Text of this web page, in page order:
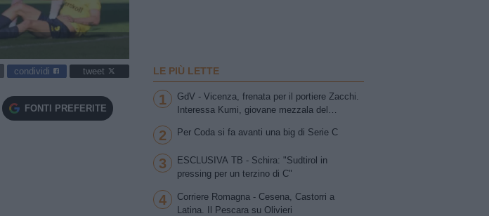
condividi tweet
FONTI PREFERITE
LE PIÙ LETTE
1
GdV - Vicenza, frenata per il portiere Zacchi.
Interessa Kumi, giovane mezzala del
2 Per Coda si fa avanti una big di Serie C
3
ESCLUSIVA TB - Schira: "Sudtirol in
pressing per un terzino di C"
4
Corriere Romagna - Cesena, Castorri a
Latina. Il Pescara su Olivieri